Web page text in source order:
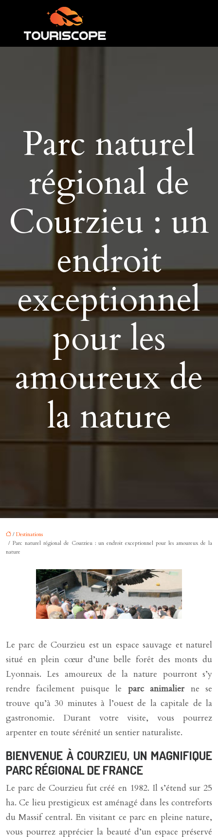
Parc naturel
régional de
Courzieu : un
endroit
exceptionnel
pour les
amoureux de
la nature
/ Destinations
/ Parc naturel régional de Courzieu : un endroit exceptionnel pour les amoureux de la
nature
Le parc de Courzieu est un espace sauvage et naturel
situé en plein cœur d’une belle forêt des monts du
Lyonnais. Les amoureux de la nature pourront s’y
rendre facilement puisque le parc animalierne se
trouve qu’à 30 minutes à l’ouest de la capitale de la
gastronomie. Durant votre visite, vous pourrez
arpenter en toute sérénité un sentier naturaliste.
BIENVENUE À COURZIEU, UN MAGNIFIQUE
PARC RÉGIONAL DE FRANCE
Le parc de Courzieu fut créé en 1982. Il s’étend sur 25
ha. Ce lieu prestigieux est aménagé dans les contreforts
du Massif central. En visitant ce parc en pleine nature,
vous pourrez apprécier la beauté d’un espace préservé